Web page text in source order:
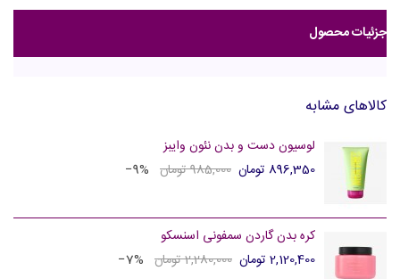
جزئیات محصول
کالاهای مشابه
لوسیون دست و بدن نئون وایبز
896,350 تومان
985,000 تومان ‎−9%
کره بدن گاردن سمفونی اسنسکو
2,120,400 تومان
2,280,000 تومان ‎−7%